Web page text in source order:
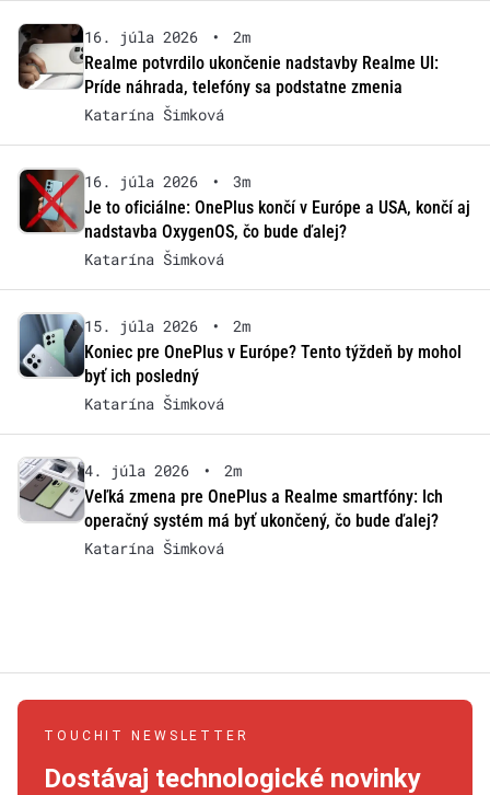
16. júla 2026 •
2m
Realme potvrdilo ukončenie nadstavby Realme UI:
Príde náhrada, telefóny sa podstatne zmenia
Katarína Šimková
16. júla 2026 •
3m
Je to oficiálne: OnePlus končí v Európe a USA, končí aj
nadstavba OxygenOS, čo bude ďalej?
Katarína Šimková
15. júla 2026 •
2m
Koniec pre OnePlus v Európe? Tento týždeň by mohol
byť ich posledný
Katarína Šimková
4. júla 2026 •
2m
Veľká zmena pre OnePlus a Realme smartfóny: Ich
operačný systém má byť ukončený, čo bude ďalej?
Katarína Šimková
TOUCHIT NEWSLETTER
Dostávaj technologické novinky